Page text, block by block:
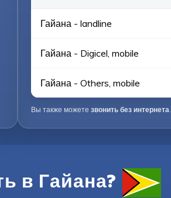
Гайана - landline
Гайана - Digicel, mobile
Гайана - Others, mobile
Вы также можете звонить без интернета.
в Гайана?